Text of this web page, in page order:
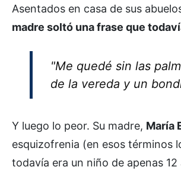
Asentados en casa de sus
madre soltó una frase que
"Me quedé sin las
de la vereda y un
Y luego lo peor. Su madre, María
esquizofrenia (en esos términos
todavía era un niño de apenas 12